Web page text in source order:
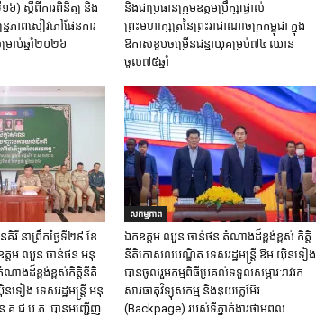
៦) ស្តីពីការពិនិត្យ​ និង
បន្នភាពសៀវភៅផែនការ
រាប់ឆ្នាំ២០២៦​
និងជាប្រធានក្រុមឧត្តមប្រឹក្សាផ្ទាល់
ព្រះមហាក្សត្រនៃព្រះរាជាណាចក្រកម្ពុជា ក្នុង
ឱកាសខួបចម្រើនជន្មាយុគម្រប់៧៤ ឈាន
ចូល៧៥ឆ្នាំ
គិរី​ នាព្រឹកថ្ងៃទី២៩ ខែ
ត្តម​ ឈួន ចាន់ថន អនុ
ាង​ដ៏ខ្ពង់ខ្ពស់​កិត្តិនីតិ
ង​ ទេសរដ្ឋមន្រ្តី​ អនុ
ន​ គ.ជ.ប.ភ​. បានអញ្ជើញ
សកម្មភាព
ឯកឧត្តម ឈួន​ ចាន់ថន​ តំណាងដ៏ខ្ពង់ខ្ពស់ កិត្តិ
នីតិកោសលបណ្ឌិត ទេសរដ្ឋមន្ត្រី ឱម យ៉ិនទៀង
បានចូលរួមកម្មពិធីប្រគល់ទទួលសម្ភារ:​រាវរក
សារធាតុវិទ្យុសកម្ម​ និង​នុយក្លេអ៊ែរ​
(Backpage) របស់ទីភ្នាក់ងារថាមពល